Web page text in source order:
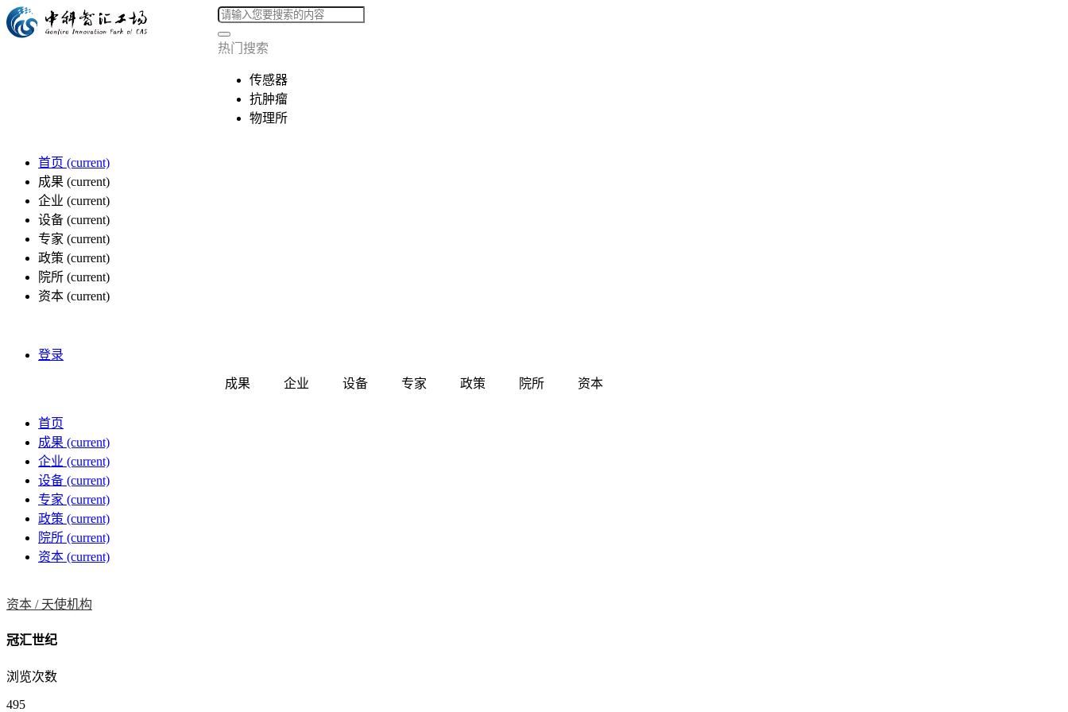
热门搜索
传感器
抗肿瘤
物理所
首页 (current)
成果 (current)
企业 (current)
设备 (current)
专家 (current)
政策 (current)
院所 (current)
资本 (current)
登录
成果 企业 设备 专家 政策 院所 资本
首页
成果 (current)
企业 (current)
设备 (current)
专家 (current)
政策 (current)
院所 (current)
资本 (current)
资本 / 天使机构
冠汇世纪
浏览次数
495